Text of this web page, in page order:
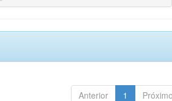
Anterior 1